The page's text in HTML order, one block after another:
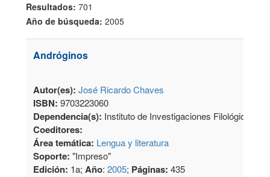
Resultados: 701
Año de búsqueda: 2005
Andróginos
Autor(es): José Ricardo Chaves
ISBN: 9703223060
Dependencia(s): Instituto de Investigaciones Filológicas,
Coeditores:
Área temática: Lengua y literatura
Soporte: "Impreso"
Edición: 1a; Año: 2005; Páginas: 435